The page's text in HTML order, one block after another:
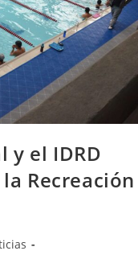
y el IDRD
Recreación